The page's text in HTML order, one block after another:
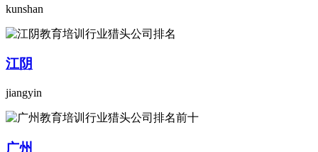
kunshan
江阴
jiangyin
广州